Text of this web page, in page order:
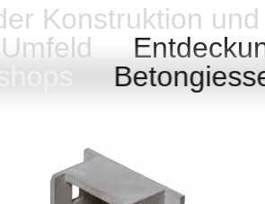
Konstruktion
Umfeld